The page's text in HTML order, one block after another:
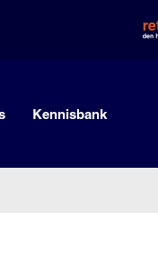
Kennisbank